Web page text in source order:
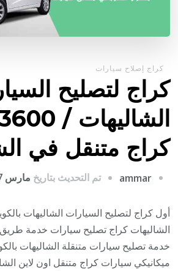
كراج إصلاح سيارات
كراج لتصليح
كراج متنقل في
ammar تم التحديث بتاريخ مارس 17, 2021
أول كراج لتصليح السيارات الشاليهات
الشاليهات كراج تصليح سيارات خدمة
خدمة تصليح سيارات متنقلة الشاليهات
ميكانيكي سيارات كراج متنقل اون لاين